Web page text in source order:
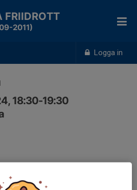
Logga in
FRIIDROTT
2011)
18:30-19:30